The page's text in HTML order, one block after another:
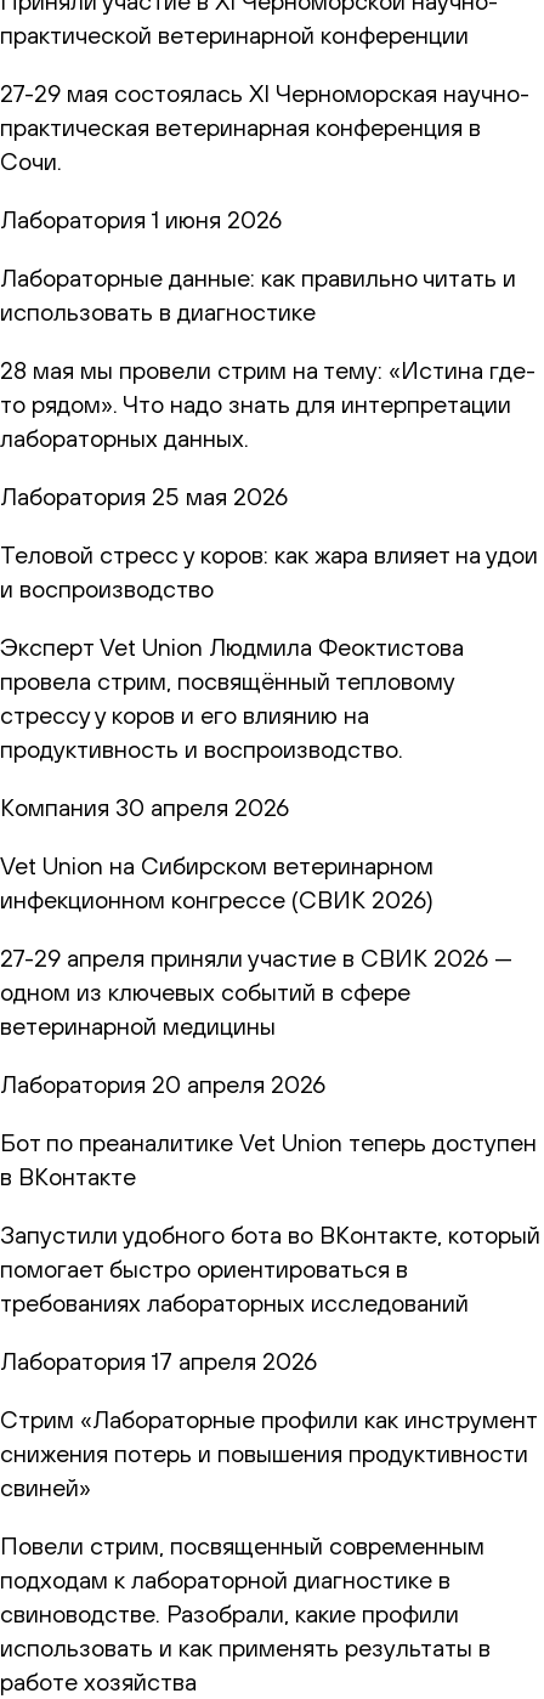
практической ветеринарной конференции
27-29 мая состоялась XI Черноморская научно-
практическая ветеринарная конференция в
Сочи.
Лаборатория 1 июня 2026
Лабораторные данные: как правильно читать и
использовать в диагностике
28 мая мы провели стрим на тему: «Истина где-
то рядом». Что надо знать для интерпретации
лабораторных данных.
Лаборатория 25 мая 2026
Теловой стресс у коров: как жара влияет на удои
и воспроизводство
Эксперт Vet Union Людмила Феоктистова
провела стрим, посвящённый тепловому
стрессу у коров и его влиянию на
продуктивность и воспроизводство.
Компания 30 апреля 2026
Vet Union на Сибирском ветеринарном
инфекционном конгрессе (СВИК 2026)
27-29 апреля приняли участие в СВИК 2026 —
одном из ключевых событий в сфере
ветеринарной медицины
Лаборатория 20 апреля 2026
Бот по преаналитике Vet Union теперь доступен
в ВКонтакте
Запустили удобного бота во ВКонтакте, который
помогает быстро ориентироваться в
требованиях лабораторных исследований
Лаборатория 17 апреля 2026
Стрим «Лабораторные профили как инструмент
снижения потерь и повышения продуктивности
свиней»
Повели стрим, посвященный современным
подходам к лабораторной диагностике в
свиноводстве. Разобрали, какие профили
использовать и как применять результаты в
работе хозяйства